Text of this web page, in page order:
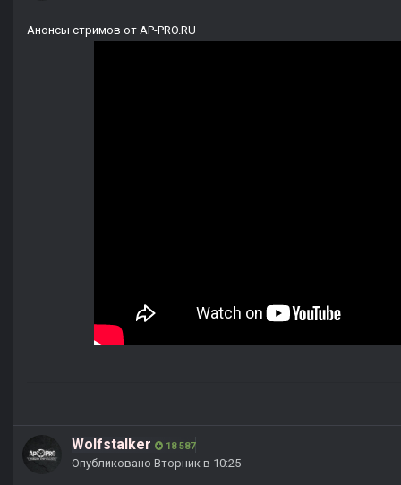
Анонсы стримов от AP-PRO.RU
Wolfstalker 18 587
Опубликовано Вторник в 10:25